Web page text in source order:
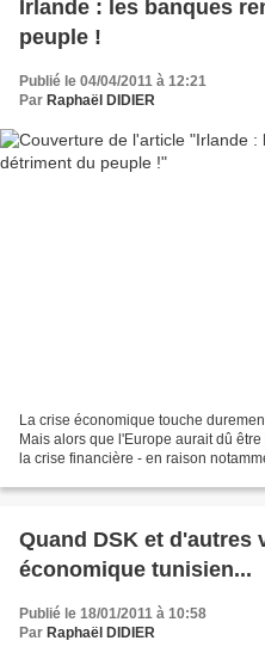
Irlande : les banques
peuple !
Publié le 04/04/2011 à 12:21
Par Raphaël DIDIER
La crise économique touche
Mais alors que l'Europe aurait dû
la crise financière - en raison
Quand DSK et d'autres
économique tunisien...
Publié le 18/01/2011 à 10:58
Par Raphaël DIDIER